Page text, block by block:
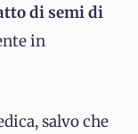
di semi di
in
salvo che